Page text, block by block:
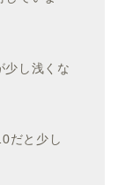
少し浅くな
だと少し